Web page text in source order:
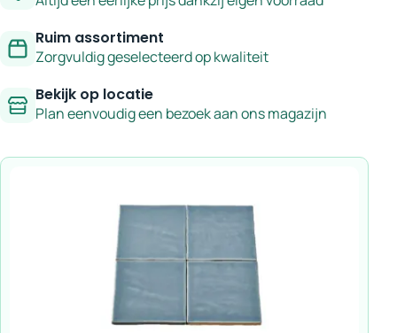
Ruim assortiment
Zorgvuldig geselecteerd op kwaliteit
Bekijk op locatie
Plan eenvoudig een bezoek aan ons magazijn